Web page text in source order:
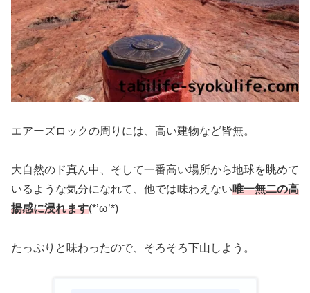
エアーズロックの周りには、高い建物など皆無。
大自然のド真ん中、そして一番高い場所から地球を眺めて
いるような気分になれて、他では味わえない唯一無二の高
揚感に浸れます(*’ω’*)
たっぷりと味わったので、そろそろ下山しよう。